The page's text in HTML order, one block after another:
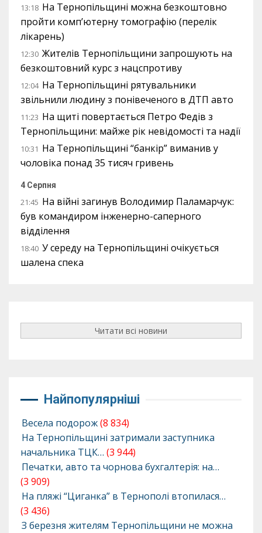
13:18 На Тернопільщині можна безкоштовно
пройти комп’ютерну томографію (перелік
лікарень)
12:30 Жителів Тернопільщини запрошують на
безкоштовний курс з нацспротиву
12:04 На Тернопільщині рятувальники
звільнили людину з понівеченого в ДТП авто
11:23 На щиті повертається Петро Федів з
Тернопільщини: майже рік невідомості та надії
10:31 На Тернопільщині “банкір” виманив у
чоловіка понад 35 тисяч гривень
4 Серпня
21:45 На війні загинув Володимир Паламарчук:
був командиром інженерно-саперного
відділення
18:40 У середу на Тернопільщині очікується
шалена спека
Читати всі новини
Найпопулярніші
Весела подорож(8 834)
На Тернопільщині затримали заступника
начальника ТЦК… (3 944)
Печатки, авто та чорнова бухгалтерія: на…
(3 909)
На пляжі “Циганка” в Тернополі втопилася…
(3 436)
З березня жителям Тернопільщини не можна